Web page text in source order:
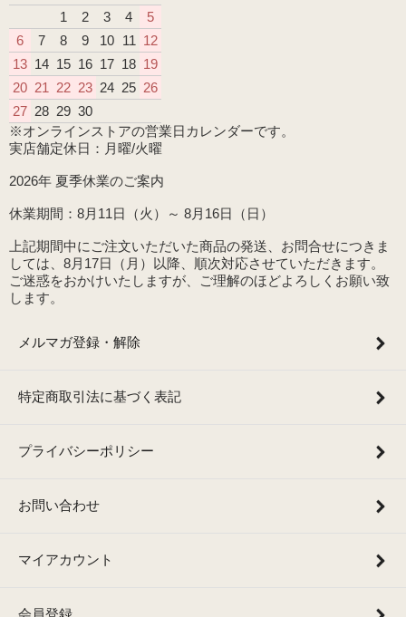
1
2 3 4
5
6
7 8 9 10 11 12
13 14 15 16 17 18 19
20 21 22 23 24 25 26
27 28 29 30
※オンラインストアの営業日カレンダーです。
実店舗定休日：月曜/火曜
2026年 夏季休業のご案内
休業期間：8月11日（火）～ 8月16日（日）
上記期間中にご注文いただいた商品の発送、お問合せにつきま
しては、8月17日（月）以降、順次対応させていただきます。
ご迷惑をおかけいたしますが、ご理解のほどよろしくお願い致
します。
メルマガ登録・解除
特定商取引法に基づく表記
プライバシーポリシー
お問い合わせ
マイアカウント
会員登録